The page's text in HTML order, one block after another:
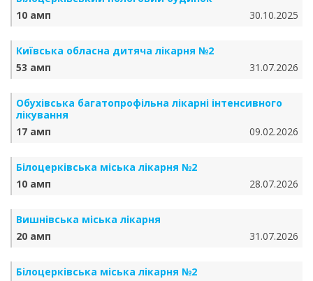
10 амп
30.10.2025
Київська обласна дитяча лікарня №2
53 амп
31.07.2026
Обухівська багатопрофільна лікарні інтенсивного
лікування
17 амп
09.02.2026
Білоцерківська міська лікарня №2
10 амп
28.07.2026
Вишнівська міська лікарня
20 амп
31.07.2026
Білоцерківська міська лікарня №2